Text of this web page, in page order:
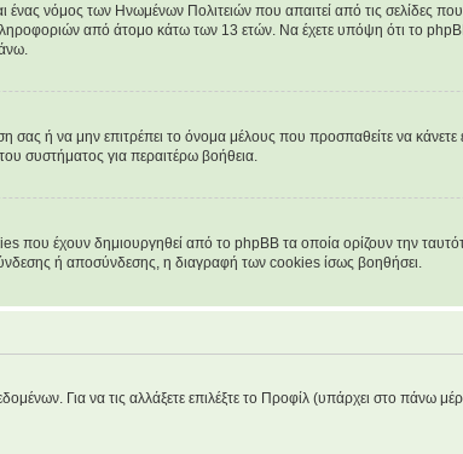
ένας νόμος των Ηνωμένων Πολιτειών που απαιτεί από τις
από άτομο κάτω των 13 ετών. Να έχετε υπόψη ότι το
σας ή να μην επιτρέπει το όνομα μέλους που προσπαθείτε να
συστήματος για περαιτέρω βοήθεια.
που έχουν δημιουργηθεί από το phpBB τα οποία ορίζουν την
ή αποσύνδεσης, η διαγραφή των cookies ίσως βοηθήσει.
Για να τις αλλάξετε επιλέξτε το Προφίλ (υπάρχει στο πάνω